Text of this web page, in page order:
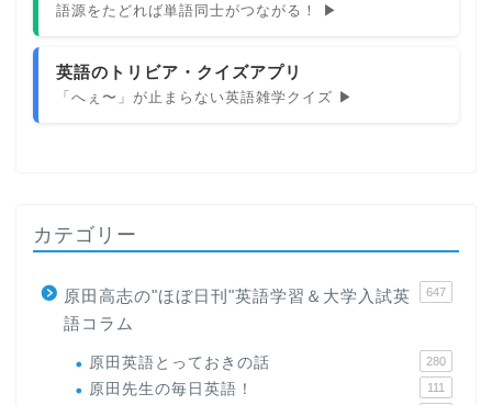
語源をたどれば単語同士がつながる！ ▶
英語のトリビア・クイズアプリ
「へぇ〜」が止まらない英語雑学クイズ ▶
カテゴリー
原田高志の"ほぼ日刊"英語学習＆大学入試英
語コラム
647
原田英語とっておきの話 280
原田先生の毎日英語！ 111